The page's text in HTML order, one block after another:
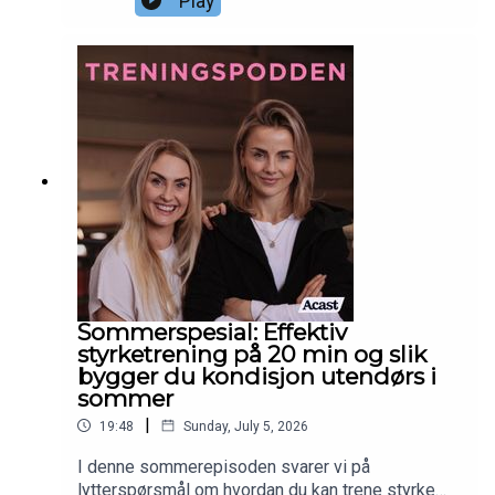
påvirke styrkeeffekten? Hvordan fungerer
hvor lite yoga og meditasjon skal til for å få
effekt? God lytt! Sjekk ut Siljethorstensen.no for å
lære mer om Siljes tjenester, yogakurs og
treningsmuligheter.Sjekk ut Piaseeberg.no for å
sjekke ut Pias tjenester, kurs og
treningsmuligheter.
Sommerspesial: Effektiv
styrketrening på 20 min og slik
bygger du kondisjon utendørs i
sommer
19:48 | Sunday, July 5, 2026
I denne sommerepisoden svarer vi på
lytterspørsmål om hvordan du kan trene styrke